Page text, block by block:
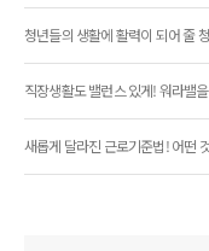
청년들의 생활에 활력이 되어 줄
직장생활도 밸런스 있게! 워라밸
새롭게 달라진 근로기준법! 어떤